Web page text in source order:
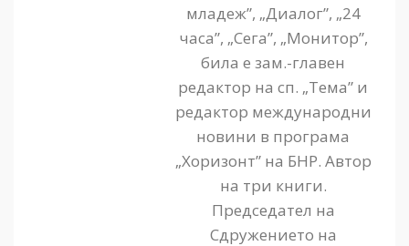
младеж”, „Диалог”, „24
часа”, „Сега”, „Монитор”,
била е зам.-главен
редактор на сп. „Тема” и
редактор международни
новини в програма
„Хоризонт” на БНР. Автор
на три книги.
Председател на
Сдружението на